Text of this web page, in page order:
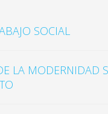
SOCIAL
LA MODERNIDAD